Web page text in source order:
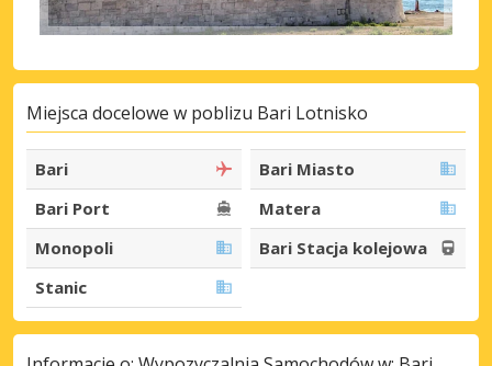
Miejsca docelowe w poblizu Bari Lotnisko
Bari
Bari Miasto
Bari Port
Matera
Monopoli
Bari Stacja kolejowa
Stanic